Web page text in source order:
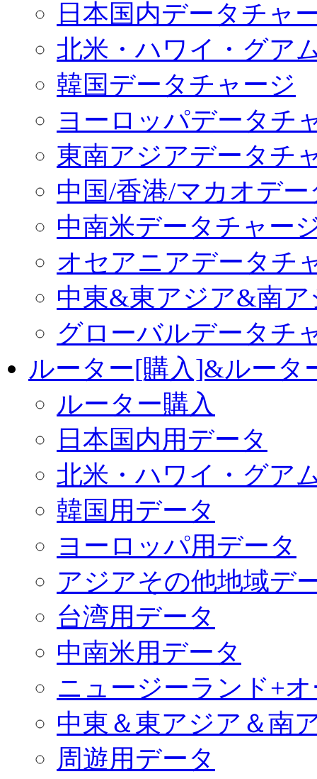
日本国内データチャ
北米・ハワイ・グア
韓国データチャージ
ヨーロッパデータチ
東南アジアデータチ
中国/香港/マカオデ
中南米データチャー
オセアニアデータチ
中東&東アジア&南
グローバルデータチ
ルーター[購入]&ルータ
ルーター購入
日本国内用データ
北米・ハワイ・グア
韓国用データ
ヨーロッパ用データ
アジアその他地域デ
台湾用データ
中南米用データ
ニュージーランド+
中東＆東アジア＆南
周遊用データ